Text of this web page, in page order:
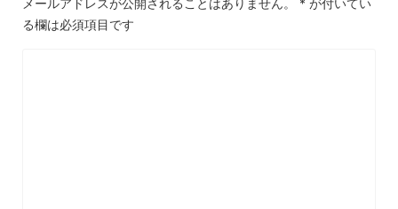
メールアドレスが公開されることはありません。 * が付いてい
る欄は必須項目です